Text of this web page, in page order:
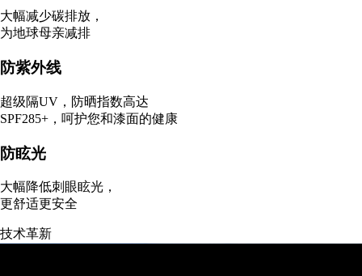
大幅减少碳排放，
为地球母亲减排
防紫外线
超级隔UV，防晒指数高达
SPF285+，呵护您和漆面的健康
防眩光
大幅降低刺眼眩光，
更舒适更安全
技术革新